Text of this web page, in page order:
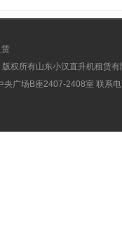
版权所有山东小汉直升机租赁有
广场B座2407-2408室 联系